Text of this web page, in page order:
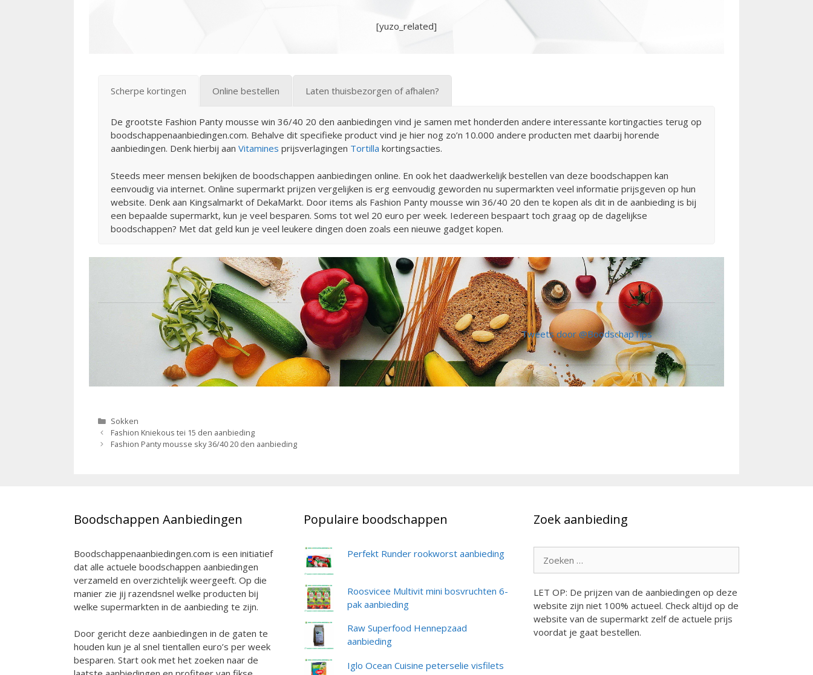
[yuzo_related]
Scherpe kortingen Online bestellen Laten thuisbezorgen of afhalen?
De grootste Fashion Panty mousse win 36/40 20 den aanbiedingen vind je samen met honderden andere interessante kortingacties terug op
boodschappenaanbiedingen.com. Behalve dit specifieke product vind je hier nog zo’n 10.000 andere producten met daarbij horende
aanbiedingen. Denk hierbij aan Vitamines prijsverlagingen Tortilla kortingsacties.
Steeds meer mensen bekijken de boodschappen aanbiedingen online. En ook het daadwerkelijk bestellen van deze boodschappen kan
eenvoudig via internet. Online supermarkt prijzen vergelijken is erg eenvoudig geworden nu supermarkten veel informatie prijsgeven op hun
website. Denk aan Kingsalmarkt of DekaMarkt. Door items als Fashion Panty mousse win 36/40 20 den te kopen als dit in de aanbieding is bij
een bepaalde supermarkt, kun je veel besparen. Soms tot wel 20 euro per week. Iedereen bespaart toch graag op de dagelijkse
boodschappen? Met dat geld kun je veel leukere dingen doen zoals een nieuwe gadget kopen.
Tweets door @BoodschapTips
Categorieën
Sokken
Berichtnavigatie
Fashion Kniekous tei 15 den aanbieding
Fashion Panty mousse sky 36/40 20 den aanbieding
Boodschappen Aanbiedingen
Boodschappenaanbiedingen.com is een initiatief
dat alle actuele boodschappen aanbiedingen
verzameld en overzichtelijk weergeeft. Op die
manier zie jij razendsnel welke producten bij
welke supermarkten in de aanbieding te zijn.
Door gericht deze aanbiedingen in de gaten te
houden kun je al snel tientallen euro’s per week
besparen. Start ook met het zoeken naar de
Populaire boodschappen
Perfekt Runder rookworst aanbieding
Roosvicee Multivit mini bosvruchten 6-
pak aanbieding
Raw Superfood Hennepzaad
aanbieding
Iglo Ocean Cuisine peterselie visfilets
Zoek aanbieding
naar:
LET OP: De prijzen van de aanbiedingen op deze
website zijn niet 100% actueel. Check altijd op de
website van de supermarkt zelf de actuele prijs
voordat je gaat bestellen.